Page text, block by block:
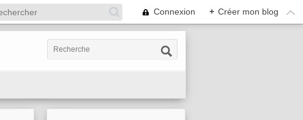
Connexion + Créer mon blog